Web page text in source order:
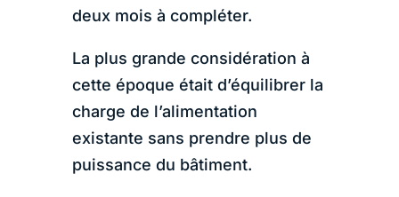
deux mois à compléter.
La plus grande considération à
cette époque était d’équilibrer la
charge de l’alimentation
existante sans prendre plus de
puissance du bâtiment.